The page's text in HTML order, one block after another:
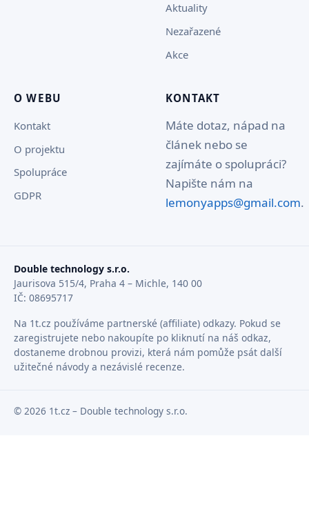
Aktuality
Nezařazené
Akce
O WEBU
Kontakt
O projektu
Spolupráce
GDPR
KONTAKT
Máte dotaz, nápad na
článek nebo se
zajímáte o spolupráci?
Napište nám na
lemonyapps@gmail.com.
Double technology s.r.o.
Jaurisova 515/4, Praha 4 – Michle, 140 00
IČ: 08695717
Na 1t.cz používáme partnerské (affiliate) odkazy. Pokud se
zaregistrujete nebo nakoupíte po kliknutí na náš odkaz,
dostaneme drobnou provizi, která nám pomůže psát další
užitečné návody a nezávislé recenze.
© 2026 1t.cz – Double technology s.r.o.